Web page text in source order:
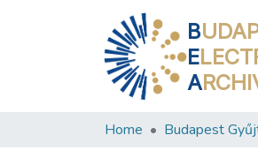
B
E
A
Home Budapest